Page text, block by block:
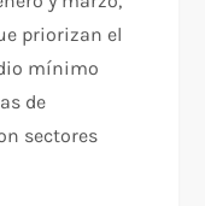
priorizan el
mínimo
de
sectores